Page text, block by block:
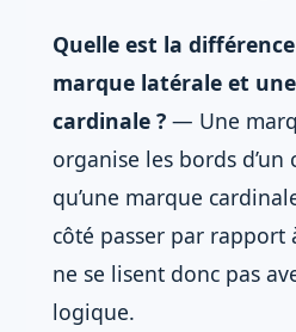
Quelle est la
marque latérale et
cardinale ? — Une
organise les bords d’un
qu’une marque
côté passer par rapport
ne se lisent donc pas
logique.